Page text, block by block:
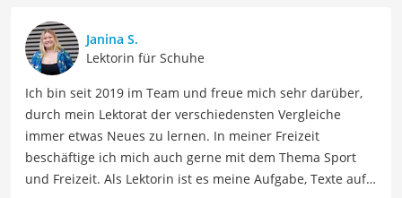
teilen. Meine Beiträge umfassen Modetrends,
Stylingtipps, Produktbewertungen und Modeinspirationen
für verschiedene Anlässe.
Der Clogs-Vergleich ist aus unserer Sicht besonders
empfehlenswert für Clogs-Begeisterte.
Janina S.
Lektorin für Schuhe
Ich bin seit 2019 im Team und freue mich sehr darüber,
durch mein Lektorat der verschiedensten Vergleiche
immer etwas Neues zu lernen. In meiner Freizeit
beschäftige ich mich auch gerne mit dem Thema Sport
und Freizeit. Als Lektorin ist es meine Aufgabe, Texte auf